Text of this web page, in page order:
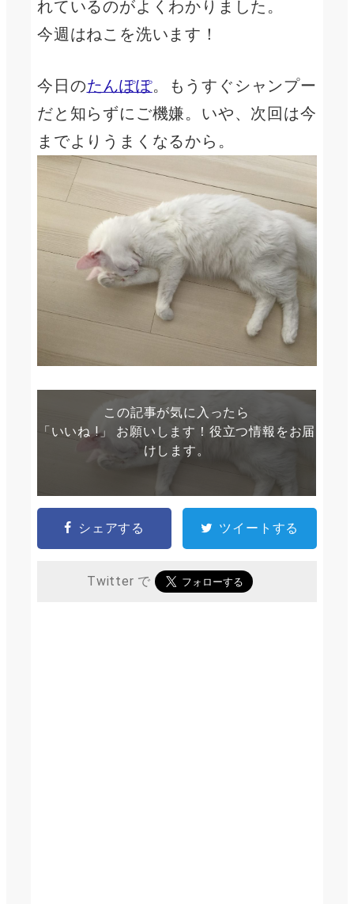
れているのがよくわかりました。
今週はねこを洗います！
今日のたんぽぽ。もうすぐシャンプー
だと知らずにご機嫌。いや、次回は今
までよりうまくなるから。
この記事が気に入ったら
「いいね !」 お願いします！役立つ情報をお届
けします。
シェアする ツイートする
Twitter で